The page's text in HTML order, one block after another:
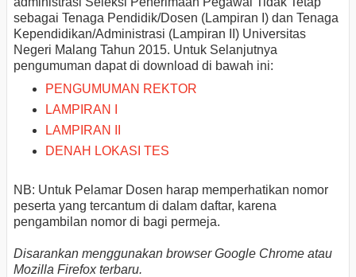
sebagai Tenaga Pendidik/Dosen (Lampiran I) dan Tenaga
Kependidikan/Administrasi (Lampiran II) Universitas
Negeri Malang Tahun 2015. Untuk Selanjutnya
pengumuman dapat di download di bawah ini:
PENGUMUMAN REKTOR
LAMPIRAN I
LAMPIRAN II
DENAH LOKASI TES
NB: Untuk Pelamar Dosen harap memperhatikan nomor
peserta yang tercantum di dalam daftar, karena
pengambilan nomor di bagi permeja.
Disarankan menggunakan browser Google Chrome atau
Mozilla Firefox terbaru.